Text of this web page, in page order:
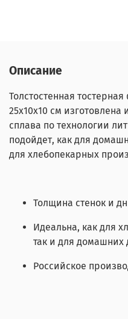
Описание
Толстостенная
25х10х10 см
сплава по технологии
подойдет, как для
для хлебопекарных
Толщина стенок и
Идеальна, как для
так и для
Российское